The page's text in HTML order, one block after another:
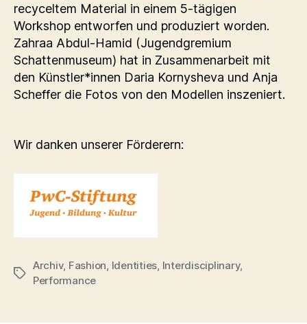
recyceltem Material in einem 5-tägigen
Workshop entworfen und produziert worden.
Zahraa Abdul-Hamid (Jugendgremium
Schattenmuseum) hat in Zusammenarbeit mit
den Künstler*innen Daria Kornysheva und Anja
Scheffer die Fotos von den Modellen inszeniert.
Wir danken unserer Förderern:
Schlagwörter
Archiv, Fashion, Identities, Interdisciplinary,
Performance